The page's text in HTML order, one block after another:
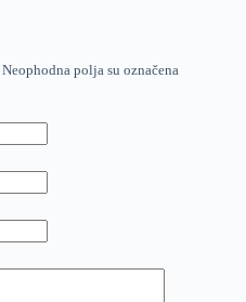
Neophodna polja su označena